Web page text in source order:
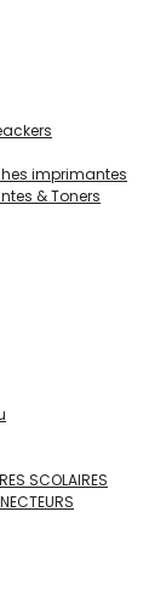
imprimantes
& Toners
SCOLAIRES